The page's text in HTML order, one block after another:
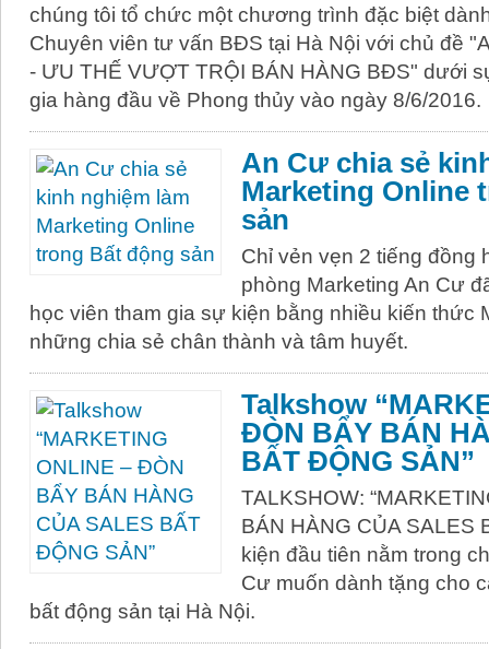
chúng tôi tổ chức một chương trình đặc biệt
Chuyên viên tư vấn BĐS tại Hà Nội với chủ đề
- ƯU THẾ VƯỢT TRỘI BÁN HÀNG BĐS" dưới
gia hàng đầu về Phong thủy vào ngày 8/6/2016.
An Cư chia sẻ
Marketing Online
sản
Chỉ vẻn vẹn 2 tiếng đồng
phòng Marketing An Cư
học viên tham gia sự kiện bằng nhiều kiến thức
những chia sẻ chân thành và tâm huyết.
Talkshow
ĐÒN BẨY BÁN
BẤT ĐỘNG SẢN”
TALKSHOW:
BÁN HÀNG CỦA SALES
kiện đầu tiên nằm trong
Cư muốn dành tặng cho
bất động sản tại Hà Nội.